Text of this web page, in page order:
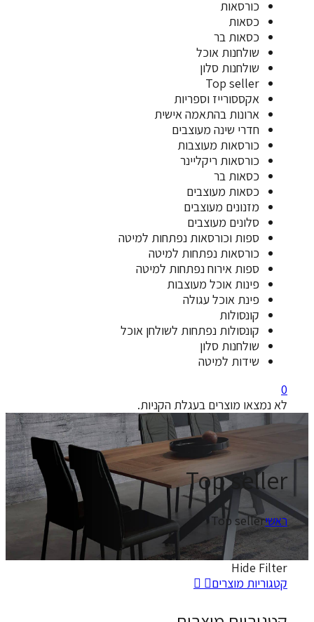
בר
אוכל
סלון
Top
וספריות
בהתאמה אישית
שינה מעוצבים
מעוצבות
ריקליינר
בר
מעוצבים
מעוצבים
מעוצבים
וכורסאות נפתחות למיטה
נפתחות למיטה
אירוח נפתחות למיטה
אוכל מעוצבות
אוכל עגולה
נפתחות לשולחן אוכל
סלון
למיטה
מוצרים בעגלת הקניות.
Top
Top
מוצרים